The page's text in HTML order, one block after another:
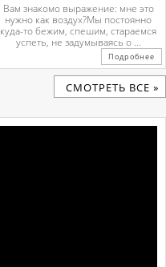
Вам знакомо выражение: мне это
нужно как воздух?Мы постоянно
куда-то бежим, спешим, стараемся
успеть, не задумываясь о ...
Подробнее
CМОТРЕТЬ ВСЕ »